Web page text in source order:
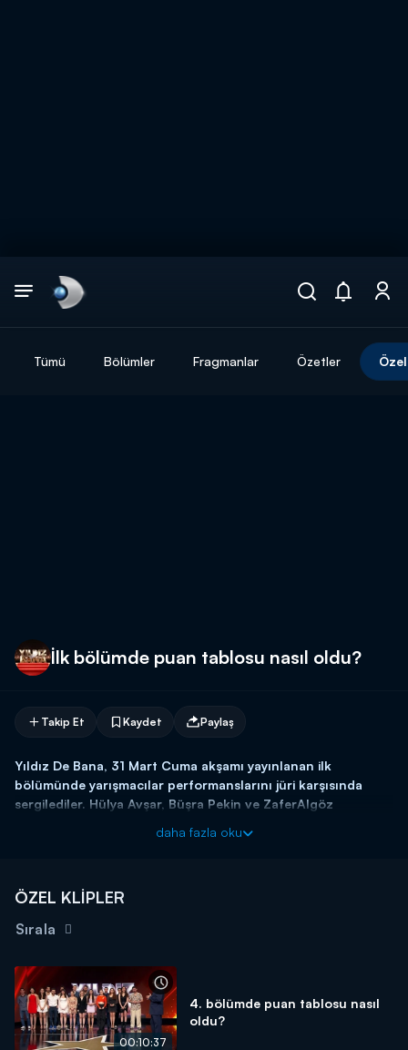
Tümü Bölümler Fragmanlar Özetler
İlk bölümde puan tablosu nasıl oldu?
Takip Et Kaydet Paylaş
Yıldız De Bana, 31 Mart Cuma akşamı yayınlanan ilk
bölümünde yarışmacılar performanslarını jüri karşısında
sergilediler. Hülya Avşar, Büşra Pekin ve ZaferAlgöz
puan sıralaması ne oldu?
daha fazla oku
ÖZEL KLİPLER
Sırala
00:10:37
4. bölümde puan tablosu nasıl
oldu?